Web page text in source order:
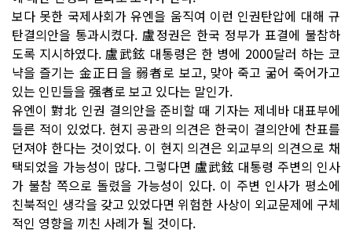
보다 못한 국제사회가 유엔을 움직여 이런 인권탄압에 대해 규
탄결의안을 통과시켰다. 盧정권은 한국 정부가 표결에 불참하
도록 지시하였다. 盧武鉉 대통령은 한 병에 2000달러 하는 코
냑을 즐기는 金正日을 弱者로 보고, 맞아 죽고 굶어 죽어가고
있는 인민들을 强者로 보고 있다는 말인가.
유엔이 對北 인권 결의안을 준비할 때 기자는 제네바 대표부에
들른 적이 있었다. 현지 공관의 의견은 한국이 결의안에 찬표를
던져야 한다는 것이었다. 이 현지 의견은 외교부의 의견으로 채
택되었을 가능성이 많다. 그렇다면 盧武鉉 대통령 주변의 인사
가 불참 쪽으로 돌렸을 가능성이 있다. 이 주변 인사가 평소에
친북적인 생각을 갖고 있었다면 위험한 사상이 외교문제에 구체
적인 영향을 끼친 사례가 될 것이다.